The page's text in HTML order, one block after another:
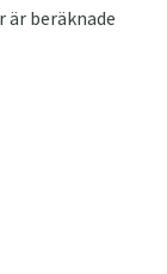
beräknade